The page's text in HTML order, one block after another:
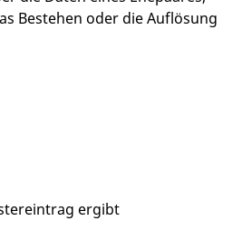
Bestehen oder die Auflösung
ergibt